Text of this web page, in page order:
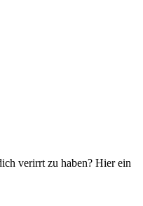
verirrt zu haben? Hier ein